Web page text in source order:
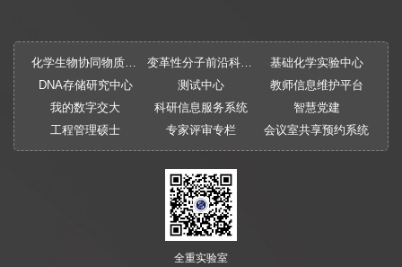
化学生物协同物质创制全国重点实验室 变革性分子前沿科学中心
基础化学实验中心
DNA存储研究中心
测试中心
教师信息维护平台
我的数字交大
科研信息服务系统
智慧党建
工程管理硕士
专家评审专栏 会议室共享预约系统
全重实验室